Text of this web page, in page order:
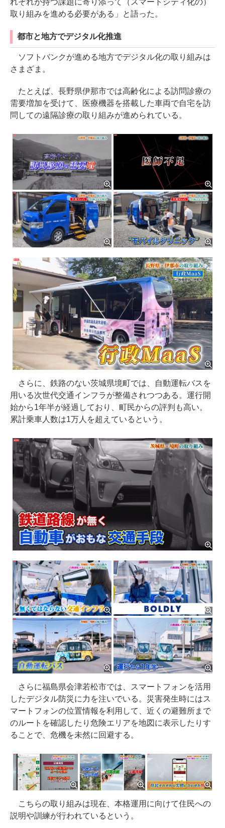
れぞれが持つ課題に寄り添って（スマートシティ化の）
取り組みを進める必要がある」と語った。
都市と地方でデジタル化推進
ソフトバンクが進める地方でデジタル化の取り組みは
さまざま。
たとえば、長野県伊那市では高齢化による訪問診療の
需要増加を受けて、医療機器を搭載した車両で自宅を訪
問しての遠隔診療の取り組みが進められている。
さらに、鉄路のない茨城県境町では、自動運転バスを
用いる次世代交通インフラが整備されつつある。運行開
始から1年半が経過しており、町民からの評判も高い。
累計乗車人数は1万人を超えているという。
さらに福島県会津若松市では、スマートフォンを活用
したデジタル防災に力を注いでいる。災害発生時にはス
マートフォンの位置情報を利用して、近くの避難所まで
のルートを確認したり危険エリアを地図に表示したりす
ることで、危機を未然に回避する。
こちらの取り組みは現在、本格運用に向けて住民への
説明や訓練が行われているという。